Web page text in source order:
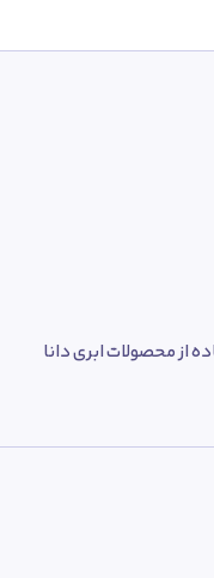
از محصولات ابری دانا